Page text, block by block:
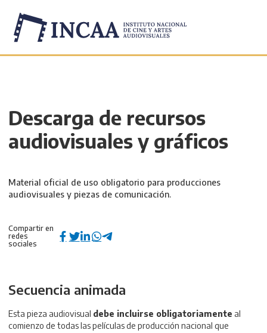
Descarga de recursos
audiovisuales y gráficos
Material oficial de uso obligatorio para producciones
audiovisuales y piezas de comunicación.
Compartir en
redes
sociales
Secuencia animada
Esta pieza audiovisual debe incluirse obligatoriamente al
comienzo de todas las películas de producción nacional que